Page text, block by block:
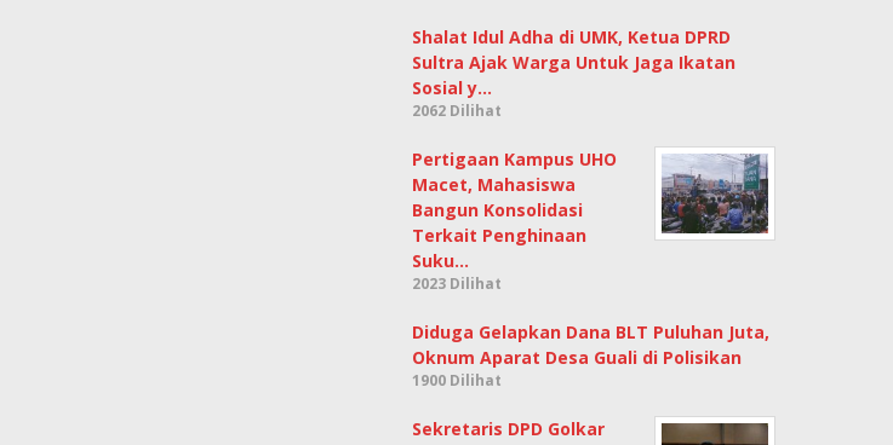
Shalat Idul Adha di UMK, Ketua DPRD
Sultra Ajak Warga Untuk Jaga Ikatan
Sosial y…
2062 Dilihat
Pertigaan Kampus UHO
Macet, Mahasiswa
Bangun Konsolidasi
Terkait Penghinaan
Suku…
2023 Dilihat
Diduga Gelapkan Dana BLT Puluhan Juta,
Oknum Aparat Desa Guali di Polisikan
1900 Dilihat
Sekretaris DPD Golkar